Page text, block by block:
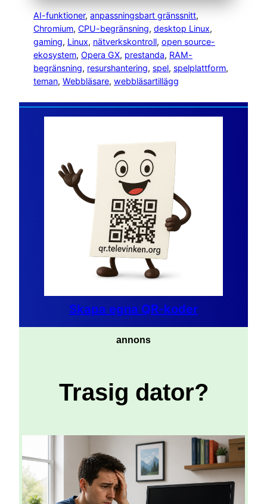
AI-funktioner, anpassningsbart gränssnitt
Chromium, CPU-begränsning, desktop Linux
gaming, Linux, nätverkskontroll, open source-
ekosystem, Opera GX, prestanda, RAM-
begränsning, resurshantering, spel, spelplattform
teman, Webbläsare, webbläsartillägg
Skapa egna QR-koder
annons
Trasig dator?